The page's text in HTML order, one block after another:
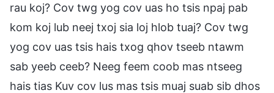
rau koj? Cov twg yog cov uas ho tsis npaj pab
kom koj lub neej txoj sia loj hlob tuaj? Cov twg
yog cov uas tsis hais txog qhov tseeb ntawm
sab yeeb ceeb? Neeg feem coob mas ntseeg
hais tias Kuv cov lus mas tsis muaj suab sib dhos